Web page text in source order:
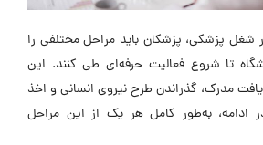
در شغل پزشکی، پزشکان باید مراحل مختلفی را
تا شروع فعالیت حرفه‌ای طی کنند. این
مدرک، گذراندن طرح نیروی انسانی و اخذ
ادامه، به‌طور کامل هر یک از این مراحل